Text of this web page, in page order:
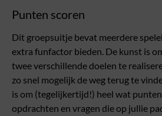
Punten scoren
Dit groepsuitje bevat meerdere
extra funfactor bieden. De kunst is
twee verschillende doelen te
zo snel mogelijk de weg terug te
is om (tegelijkertijd!) heel wat
opdrachten en vragen die op jullie